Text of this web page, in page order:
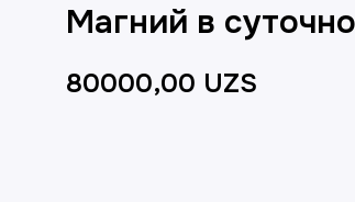
Магний в
80000,00 UZS